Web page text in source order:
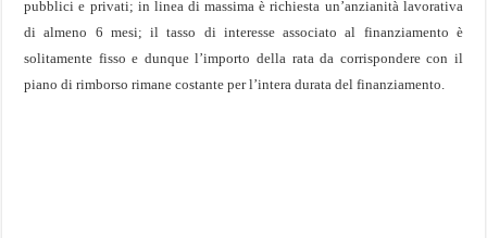
pubblici e privati; in linea di massima è richiesta un’anzianità lavorativa
di almeno 6 mesi; il tasso di interesse associato al finanziamento è
solitamente fisso e dunque l’importo della rata da corrispondere con il
piano di rimborso rimane costante per l’intera durata del finanziamento.